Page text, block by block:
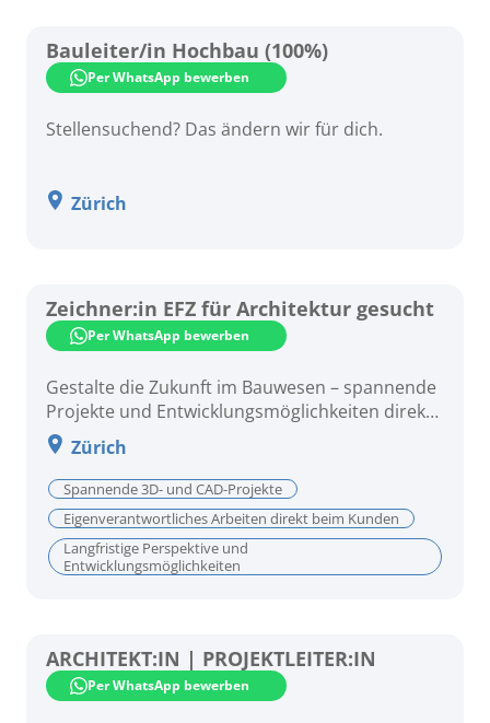
Bauleiter/in Hochbau (100%)
Per WhatsApp bewerben
Stellensuchend? Das ändern wir für dich.
Zürich
Zeichner:in EFZ für Architektur gesucht
Per WhatsApp bewerben
Gestalte die Zukunft im Bauwesen – spannende
Projekte und Entwicklungsmöglichkeiten direkt
beim Kunden!
Zürich
Spannende 3D- und CAD-Projekte
Eigenverantwortliches Arbeiten direkt beim Kunden
Langfristige Perspektive und
Entwicklungsmöglichkeiten
ARCHITEKT:IN | PROJEKTLEITER:IN
Per WhatsApp bewerben